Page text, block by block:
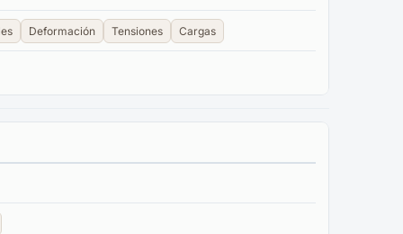
Deformación Tensiones Cargas